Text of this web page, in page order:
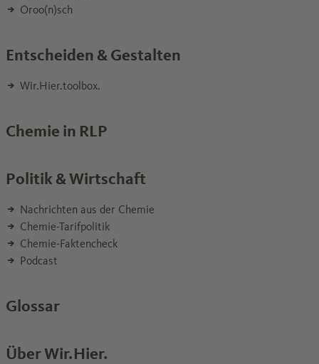
Oroo(n)sch
Entscheiden & Gestalten
Wir.Hier.toolbox.
Chemie in RLP
Politik & Wirtschaft
Nachrichten aus der Chemie
Chemie-Tarifpolitik
Chemie-Faktencheck
Podcast
Glossar
Über Wir.Hier.